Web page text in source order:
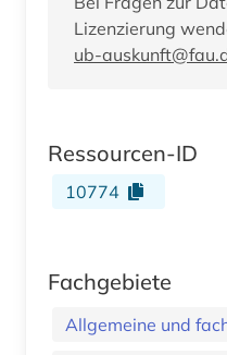
Lizenzierung
ub-
Ressourcen-ID
10774
Fachgebiete
Allgemeine und